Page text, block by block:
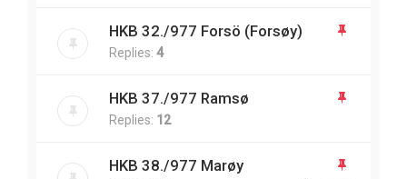
HKB 32./977 Forsö (Forsøy)
Replies: 4
HKB 37./977 Ramsø
Replies: 12
HKB 38./977 Marøy